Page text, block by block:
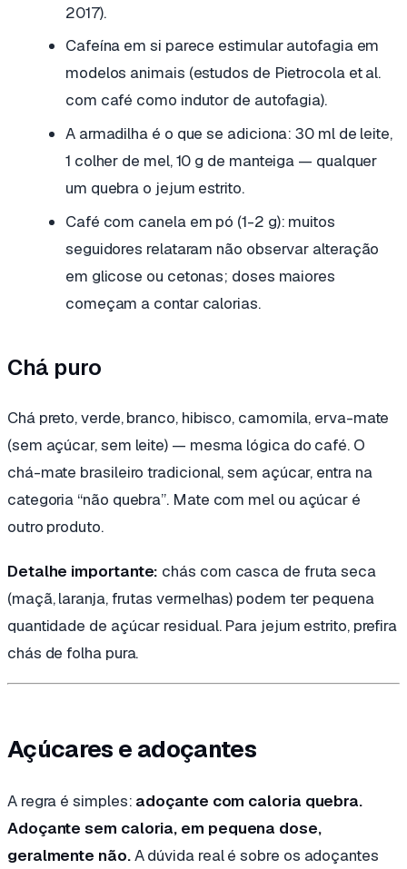
2017).
Cafeína em si parece estimular autofagia em
modelos animais (estudos de Pietrocola et al.
com café como indutor de autofagia).
A armadilha é o que se adiciona: 30 ml de leite,
1 colher de mel, 10 g de manteiga — qualquer
um quebra o jejum estrito.
Café com canela em pó (1-2 g): muitos
seguidores relataram não observar alteração
em glicose ou cetonas; doses maiores
começam a contar calorias.
Chá puro
Chá preto, verde, branco, hibisco, camomila, erva-mate
(sem açúcar, sem leite) — mesma lógica do café. O
chá-mate brasileiro tradicional, sem açúcar, entra na
categoria “não quebra”. Mate com mel ou açúcar é
outro produto.
Detalhe importante: chás com casca de fruta seca
(maçã, laranja, frutas vermelhas) podem ter pequena
quantidade de açúcar residual. Para jejum estrito, prefira
chás de folha pura.
Açúcares e adoçantes
A regra é simples: adoçante com caloria quebra.
Adoçante sem caloria, em pequena dose,
geralmente não.A dúvida real é sobre os adoçantes